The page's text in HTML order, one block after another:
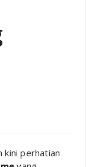
kini perhatian